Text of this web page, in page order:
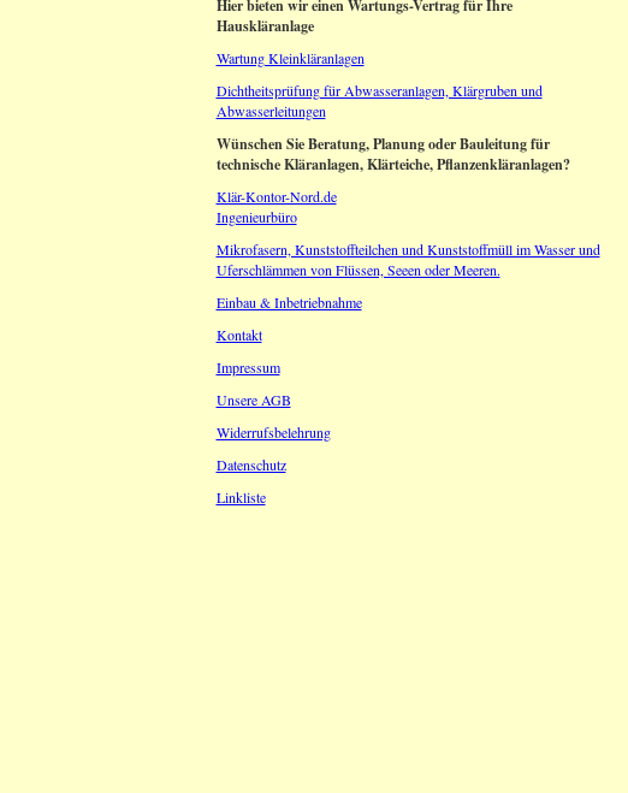
Hier bieten wir einen Wartungs-Vertrag für Ihre
Hauskläranlage
Wartung Kleinkläranlagen
Dichtheitsprüfung für Abwasseranlagen, Klärgruben und
Abwasserleitungen
Wünschen Sie Beratung, Planung oder Bauleitung für
technische Kläranlagen, Klärteiche, Pflanzenkläranlagen?
Klär-Kontor-Nord.de
Ingenieurbüro
Mikrofasern, Kunststoffteilchen und Kunststoffmüll im Wasser und
Uferschlämmen von Flüssen, Seeen oder Meeren.
Einbau & Inbetriebnahme
Kontakt
Impressum
Unsere AGB
Widerrufsbelehrung
Datenschutz
Linkliste